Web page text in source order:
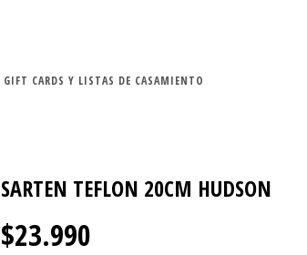
GIFT CARDS Y LISTAS DE CASAMIENTO
SARTEN TEFLON 20CM HUDSON
$23.990